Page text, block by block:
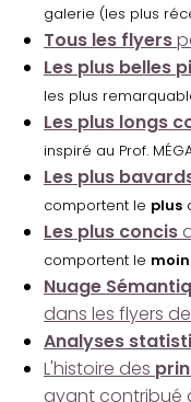
galerie (les plus
Tous les flyers
Les plus belles
les plus
Les plus longs
inspiré au Prof.
Les plus
comportent le plus
Les plus concis
comportent le
Nuage
dans les flyers
Analyses
L'histoire des
ayant contribué